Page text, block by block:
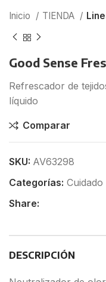
Inicio TIENDA
Good Sense
Refrescador de
líquido
Comparar
SKU: AV63298
Categorías:
Share:
DESCRIPCIÓN